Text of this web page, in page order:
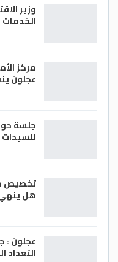
وزير
مركز
عجلون
جلسة
تخصيص
هل ينهي
عجلون :
التعداد